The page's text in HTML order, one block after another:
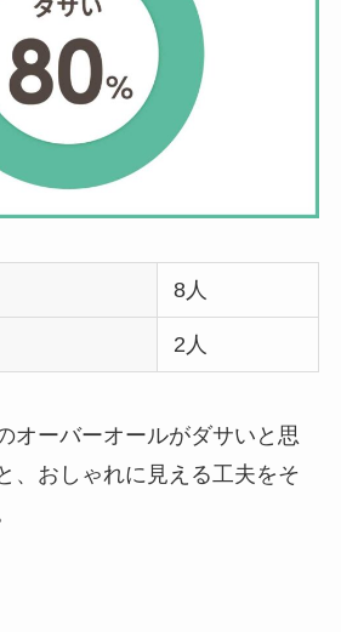
8人
2人
オーバーオールがダサいと思
、おしゃれに見える工夫をそ